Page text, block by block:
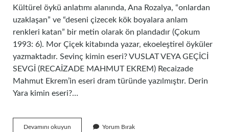
Kültürel öykü anlatımı alanında, Ana Rozalya, “onlardan
uzaklaşan” ve “deseni çizecek kök boyalara anlam
renkleri katan” bir metin olarak ön plandadır (Çokum
1993: 6). Mor Çiçek kitabında yazar, ekoeleştirel öyküler
yazmaktadır. Sevinç kimin eseri? VUSLAT VEYA GEÇİCİ
SEVGİ (RECAİZADE MAHMUT EKREM) Recaizade
Mahmut Ekrem’in eseri dram türünde yazılmıştır. Derin
Yara kimin eseri?…
Devamını okuyun Yorum Bırak